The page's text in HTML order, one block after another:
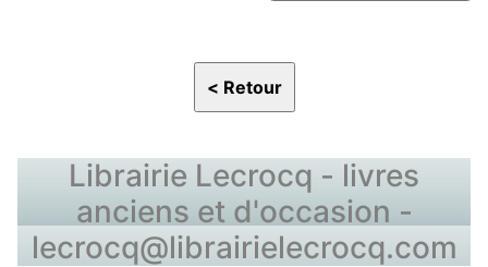
Librairie Lecrocq - livres
anciens et d'occasion -
lecrocq@librairielecrocq.com